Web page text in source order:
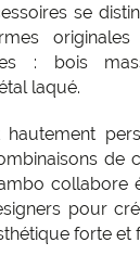
se
: bois
laqué.
de
collabore
pour
forte et